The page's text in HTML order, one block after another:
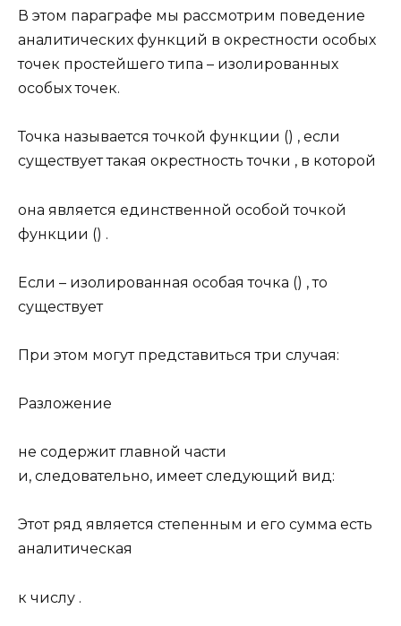
В этом параграфе мы рассмотрим поведение
аналитических функций в окрестности особых
точек простейшего типа – изолированных
особых точек.
Точка называется точкой функции () , если
существует такая окрестность точки , в которой
она является единственной особой точкой
функции () .
Если – изолированная особая точка () , то
существует
При этом могут представиться три случая:
Разложение
не содержит главной части
и, следовательно, имеет следующий вид:
Этот ряд является степенным и его сумма есть
аналитическая
к числу .